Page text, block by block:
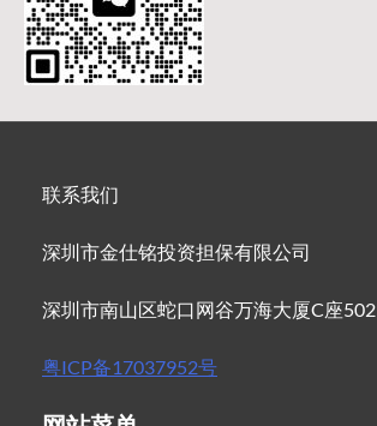
联系我们
深圳市金仕铭投资担保有限公司
深圳市南山区蛇口网谷万海大厦C座502
粤ICP备17037952号